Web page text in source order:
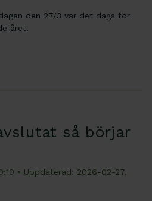
den 27/3 var det dags för
året.
så börjar
• Uppdaterad: 2026-02-27,